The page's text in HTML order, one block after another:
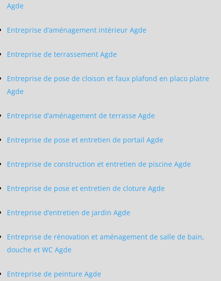
Agde
Entreprise d’aménagement intérieur Agde
Entreprise de terrassement Agde
Entreprise de pose de cloison et faux plafond en placo platre
Agde
Entreprise d’aménagement de terrasse Agde
Entreprise de pose et entretien de portail Agde
Entreprise de construction et entretien de piscine Agde
Entreprise de pose et entretien de cloture Agde
Entreprise d’entretien de jardin Agde
Entreprise de rénovation et aménagement de salle de bain,
douche et WC Agde
Entreprise de peinture Agde